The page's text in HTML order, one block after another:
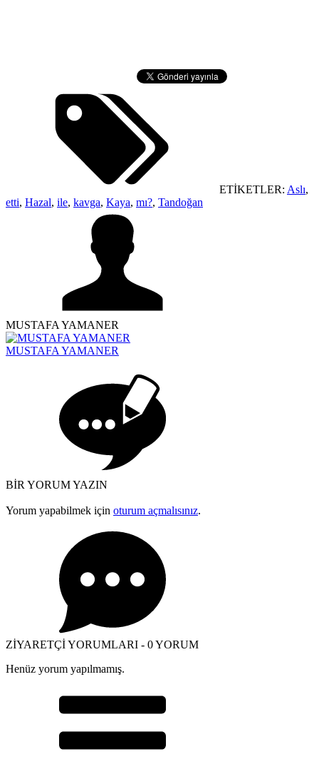
ETİKETLER: Aslı,
etti, Hazal, ile, kavga, Kaya, mı?, Tandoğan
MUSTAFA YAMANER
MUSTAFA YAMANER
BİR YORUM YAZIN
Yorum yapabilmek için oturum açmalısınız.
ZİYARETÇİ YORUMLARI - 0 YORUM
Henüz yorum yapılmamış.